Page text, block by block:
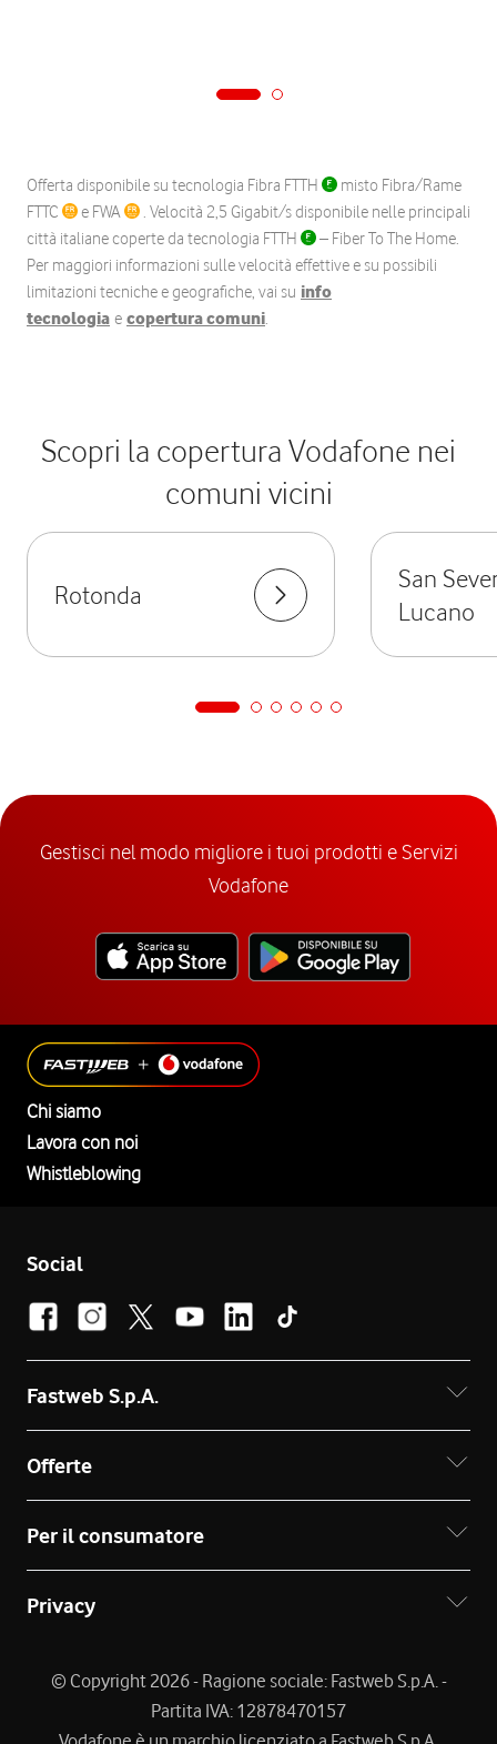
Offerta disponibile su tecnologia Fibra FTTH
misto Fibra/Rame
FTTC
e FWA
. Velocità 2,5 Gigabit/s disponibile nelle principali
città italiane coperte da tecnologia FTTH
– Fiber To The Home.
Per maggiori informazioni sulle velocità effettive e su possibili
limitazioni tecniche e geografiche, vai su info
tecnologia e copertura comuni.
Scopri la copertura Vodafone nei
comuni vicini
Rotonda
San
Lucano
Gestisci nel modo migliore i tuoi prodotti e Servizi
Vodafone
Chi siamo
Lavora con noi
Whistleblowing
Social
Fastweb S.p.A.
Offerte
Per il consumatore
Privacy
© Copyright 2026 - Ragione sociale: Fastweb S.p.A. -
Partita IVA: 12878470157